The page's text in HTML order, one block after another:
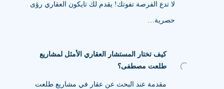
لا تدع الفرصة تفوتك! يقدم لك تايكون العقاري رؤى
حصرية…
كيف تختار المستشار العقاري الأمثل لمشاريع
طلعت مصطفى؟
مقدمة عند البحث عن عقار في مشاريع طلعت